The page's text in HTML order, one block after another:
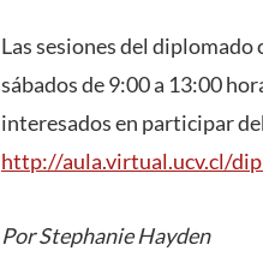
Las sesiones del
sábados de 9:00 a 13:00
interesados en participar
http://aula.virtual.ucv.cl/
Por Stephanie Hayden